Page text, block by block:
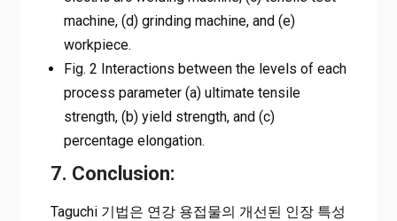
machine, (d) grinding machine, and (e)
workpiece.
Fig. 2 Interactions between the levels of each
process parameter (a) ultimate tensile
strength, (b) yield strength, and (c)
percentage elongation.
7. Conclusion:
Taguchi 기법은 연강 용접물의 개선된 인장 특성